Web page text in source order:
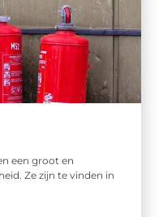
een groot en
Ze zijn te vinden in